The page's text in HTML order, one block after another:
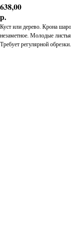
638,00
р.
Куст или дерево. Крона
незаметное. Молодые
Требует регулярной обрезки.